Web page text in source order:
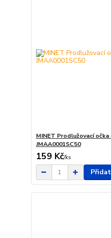
MINET Prodlužovací
JMAA0001SC50
159 Kč/ks